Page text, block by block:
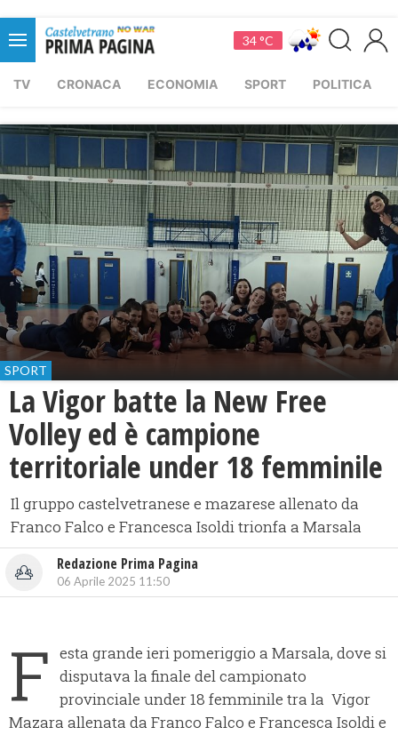
34 °C
TV CRONACA ECONOMIA SPORT POLITICA
SPORT
La Vigor batte la New Free
Volley ed è campione
territoriale under 18 femminile
Il gruppo castelvetranese e mazarese allenato da
Franco Falco e Francesca Isoldi trionfa a Marsala
Redazione Prima Pagina
06 Aprile 2025 11:50
F esta grande ieri pomeriggio a Marsala, dove si
disputava la finale del campionato
provinciale under 18 femminile tra la Vigor
Mazara allenata da Franco Falco e Francesca Isoldi e